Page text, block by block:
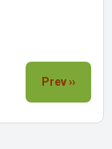
Prev ››